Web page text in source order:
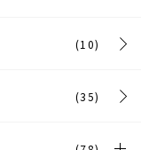
(10)
(35)